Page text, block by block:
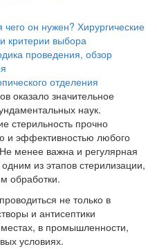
чего он нужен? Хирургические
критерии выбора
проведения, обзор
отделения
оказало значительное
наук.
стерильность прочно
и эффективностью любого
менее важна и регулярная
из этапов стерилизации,
обработки.
не только в
и антисептики
в промышленности,
условиях.